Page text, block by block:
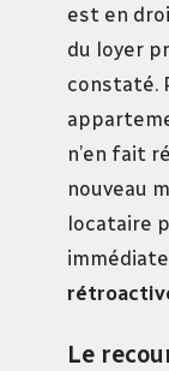
est en
du loyer
constaté.
n’en fait
nouveau
locataire
Le